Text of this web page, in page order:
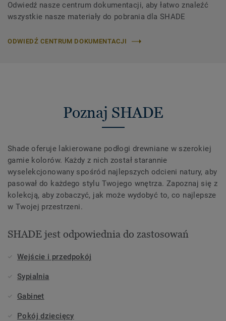
Odwiedź nasze centrum dokumentacji, aby łatwo znaleźć
wszystkie nasze materiały do ​​pobrania dla SHADE
ODWIEDŹ CENTRUM DOKUMENTACJI
Poznaj SHADE
Shade oferuje lakierowane podłogi drewniane w szerokiej
gamie kolorów. Każdy z nich został starannie
wyselekcjonowany spośród najlepszych odcieni natury, aby
pasował do każdego stylu Twojego wnętrza. Zapoznaj się z
kolekcją, aby zobaczyć, jak może wydobyć to, co najlepsze
w Twojej przestrzeni.
SHADE jest odpowiednia do zastosowań
Wejście i przedpokój
Sypialnia
Gabinet
Pokój dziecięcy